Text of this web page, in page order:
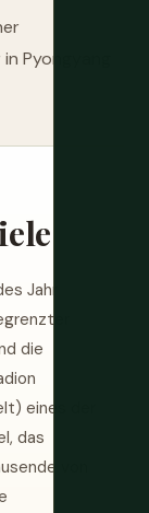
Pyongyang
Jahr
die
eines der
das
von